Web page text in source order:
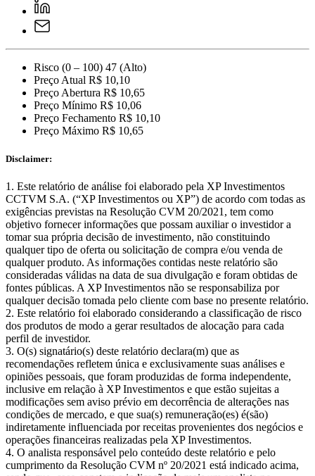
Risco (0 – 100) 47 (Alto)
Preço Atual R$ 10,10
Preço Abertura R$ 10,65
Preço Mínimo R$ 10,06
Preço Fechamento R$ 10,10
Preço Máximo R$ 10,65
Disclaimer:
Este relatório de análise foi elaborado pela XP Investimentos
CCTVM S.A. (“XP Investimentos ou XP”) de acordo com todas as
exigências previstas na Resolução CVM 20/2021, tem como
objetivo fornecer informações que possam auxiliar o investidor a
tomar sua própria decisão de investimento, não constituindo
qualquer tipo de oferta ou solicitação de compra e/ou venda de
qualquer produto. As informações contidas neste relatório são
consideradas válidas na data de sua divulgação e foram obtidas de
fontes públicas. A XP Investimentos não se responsabiliza por
qualquer decisão tomada pelo cliente com base no presente relatório.
Este relatório foi elaborado considerando a classificação de risco
dos produtos de modo a gerar resultados de alocação para cada
perfil de investidor.
O(s) signatário(s) deste relatório declara(m) que as
recomendações refletem única e exclusivamente suas análises e
opiniões pessoais, que foram produzidas de forma independente,
inclusive em relação à XP Investimentos e que estão sujeitas a
modificações sem aviso prévio em decorrência de alterações nas
condições de mercado, e que sua(s) remuneração(es) é(são)
indiretamente influenciada por receitas provenientes dos negócios e
operações financeiras realizadas pela XP Investimentos.
O analista responsável pelo conteúdo deste relatório e pelo
cumprimento da Resolução CVM nº 20/2021 está indicado acima,